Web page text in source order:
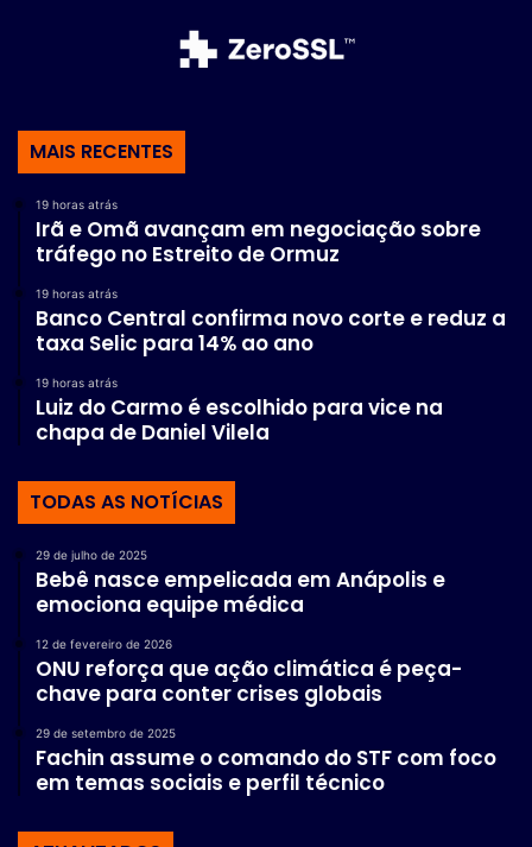
MAIS RECENTES
19 horas atrás
Irã e Omã avançam em negociação sobre
tráfego no Estreito de Ormuz
19 horas atrás
Banco Central confirma novo corte e reduz a
taxa Selic para 14% ao ano
19 horas atrás
Luiz do Carmo é escolhido para vice na
chapa de Daniel Vilela
TODAS AS NOTÍCIAS
29 de julho de 2025
Bebê nasce empelicada em Anápolis e
emociona equipe médica
12 de fevereiro de 2026
ONU reforça que ação climática é peça-
chave para conter crises globais
29 de setembro de 2025
Fachin assume o comando do STF com foco
em temas sociais e perfil técnico